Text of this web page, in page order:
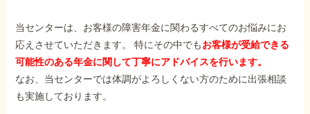
当センターは、お客様の障害年金に関わるすべてのお悩みにお
応えさせていただきます。 特にその中でもお客様が受給できる
可能性のある年金に関して丁寧にアドバイスを行います。
なお、当センターでは体調がよろしくない方のために出張相談
も実施しております。